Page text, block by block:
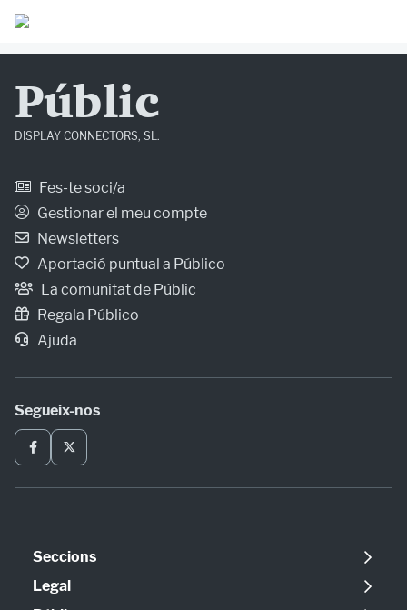
Públic
DISPLAY CONNECTORS, SL.
Fes-te soci/a
Gestionar el meu compte
Newsletters
Aportació puntual a Público
La comunitat de Públic
Regala Público
Ajuda
Segueix-nos
Seccions
Política
Legal